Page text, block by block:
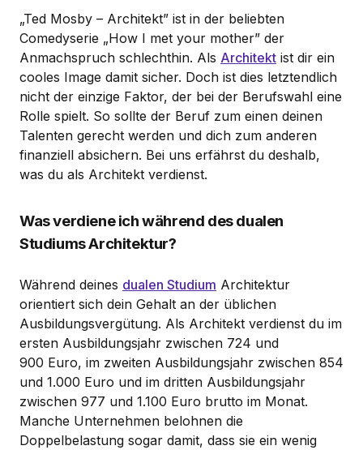
„Ted Mosby – Architekt” ist in der beliebten
Comedyserie „How I met your mother” der
Anmachspruch schlechthin. Als Architekt ist dir ein
cooles Image damit sicher. Doch ist dies letztendlich
nicht der einzige Faktor, der bei der Berufswahl eine
Rolle spielt. So sollte der Beruf zum einen deinen
Talenten gerecht werden und dich zum anderen
finanziell absichern. Bei uns erfährst du deshalb,
was du als Architekt verdienst.
Was verdiene ich während des dualen
Studiums Architektur?
Während deines dualen Studium Architektur
orientiert sich dein Gehalt an der üblichen
Ausbildungsvergütung. Als Architekt verdienst du im
ersten Ausbildungsjahr zwischen 724 und
900 Euro, im zweiten Ausbildungsjahr zwischen 854
und 1.000 Euro und im dritten Ausbildungsjahr
zwischen 977 und 1.100 Euro brutto im Monat.
Manche Unternehmen belohnen die
Doppelbelastung sogar damit, dass sie ein wenig